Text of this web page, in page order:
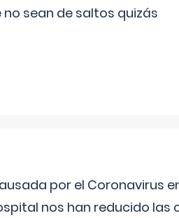
sean de saltos quizás
por el Coronavirus
nos han reducido las